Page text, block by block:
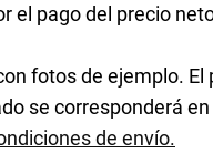
el pago del precio
fotos de ejemplo.
se corresponderá
de envío.